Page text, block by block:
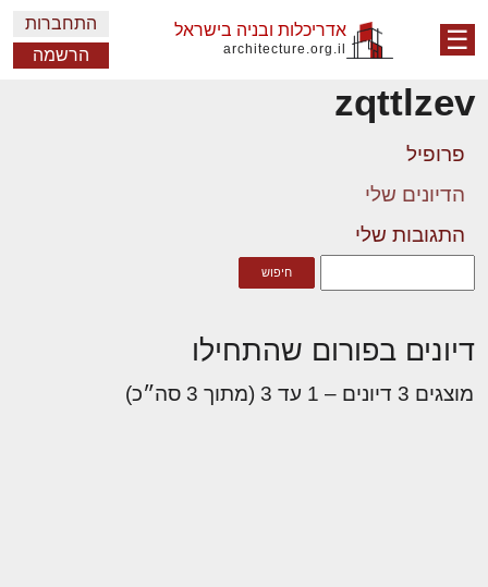
☰ אדריכלות ובניה בישראל
architecture.org.il
התחברות
הרשמה
zqttlzev
פרופיל
הדיונים שלי
התגובות שלי
דיונים בפורום שהתחילו
מוצגים 3 דיונים – 1 עד 3 (מתוך 3 סה״כ)